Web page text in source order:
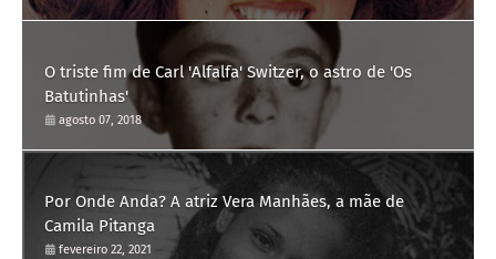
O triste fim de Carl 'Alfalfa' Switzer, o astro de 'Os
Batutinhas'
agosto 07, 2018
Por Onde Anda? A atriz Vera Manhães, a mãe de
Camila Pitanga
fevereiro 22, 2021